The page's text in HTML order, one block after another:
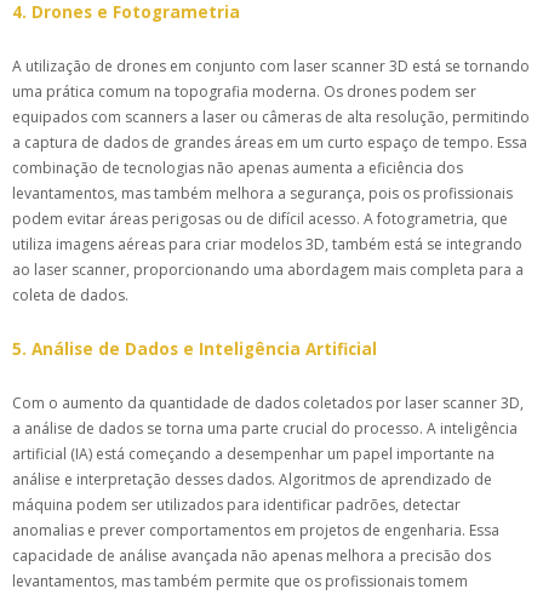
4. Drones e Fotogrametria
A utilização de drones em conjunto com laser scanner 3D está se tornando
uma prática comum na topografia moderna. Os drones podem ser
equipados com scanners a laser ou câmeras de alta resolução, permitindo
a captura de dados de grandes áreas em um curto espaço de tempo. Essa
combinação de tecnologias não apenas aumenta a eficiência dos
levantamentos, mas também melhora a segurança, pois os profissionais
podem evitar áreas perigosas ou de difícil acesso. A fotogrametria, que
utiliza imagens aéreas para criar modelos 3D, também está se integrando
ao laser scanner, proporcionando uma abordagem mais completa para a
coleta de dados.
5. Análise de Dados e Inteligência Artificial
Com o aumento da quantidade de dados coletados por laser scanner 3D,
a análise de dados se torna uma parte crucial do processo. A inteligência
artificial (IA) está começando a desempenhar um papel importante na
análise e interpretação desses dados. Algoritmos de aprendizado de
máquina podem ser utilizados para identificar padrões, detectar
anomalias e prever comportamentos em projetos de engenharia. Essa
capacidade de análise avançada não apenas melhora a precisão dos
levantamentos, mas também permite que os profissionais tomem